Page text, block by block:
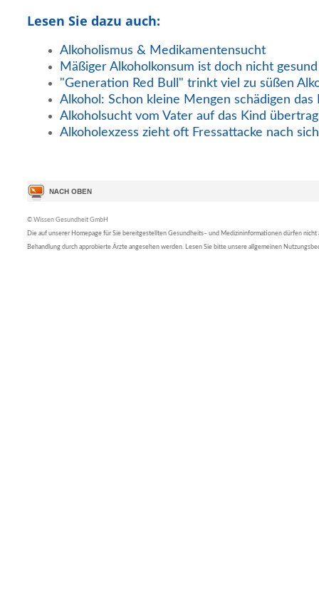
Lesen Sie dazu auch:
Alkoholismus & Medikamentensucht
Mäßiger Alkoholkonsum ist doch nicht gesund
"Generation Red Bull" trinkt viel zu süßen
Alkohol: Schon kleine Mengen schädigen das
Alkoholsucht vom Vater auf das Kind
Alkoholexzess zieht oft Fressattacke nach sich
© Wissen Gesundheit GmbH
Die auf unserer Homepage für Sie bereitgestellten Gesundheits– und Medizininformationen dürfen nicht
Behandlung durch approbierte Ärzte angesehen werden. Lesen Sie bitte unsere allgemeinen